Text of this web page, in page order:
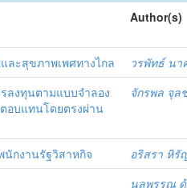
Author(s)
ละสุขภาพเพศทางไกล
วรพัทธ์ นา
ลงทุนตามแบบจำลอง
อบแทนโดยตรงผ่าน
จักรพล จุล
กงานรัฐวิสาหกิจ
อริสรา หิรั
นลพรรณ